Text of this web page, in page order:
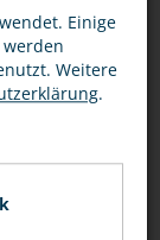
um dir
Einige
Weitere
.